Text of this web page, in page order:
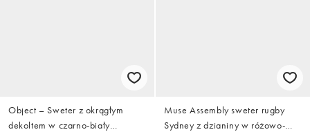
Object – Sweter z okrągłym
dekoltem w czarno-biały
Muse Assembly sweter rugby
Sydney z dzianiny w różowo-